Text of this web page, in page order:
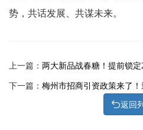
势，共话发展、共谋未来。
上一篇： 两大新品战春糖！提前锁定
下一篇： 梅州市招商引资政策来了！
返回